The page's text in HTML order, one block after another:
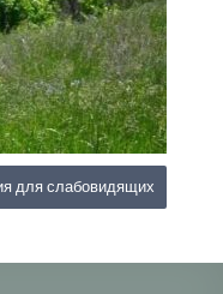
для слабовидящих